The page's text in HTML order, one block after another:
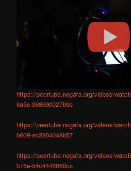
https://peertube.nogafa.org/videos/
8a5e-388690027b9e
https://peertube.nogafa.org/videos/
b609-ec3904048b57
https://peertube.nogafa.org/videos/
b76e-54c4446860ca